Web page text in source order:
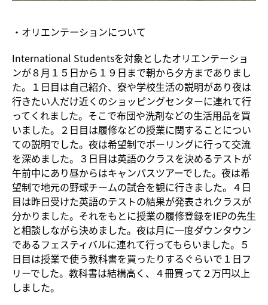
・オリエンテーションについて
International Studentsを対象としたオリエンテーショ
ンが８月１５日から１９日まで朝から夕方までありまし
た。１日目は自己紹介、寮や学校生活の説明があり夜は
行きたい人だけ近くのショッピングセンターに連れて行
ってくれました。そこで布団や洗剤などの生活用品を買
いました。２日目は履修などの授業に関することについ
ての説明でした。夜は希望制でボーリングに行って交流
を深めました。３日目は英語のクラスを決めるテストが
午前中にあり昼からはキャンパスツアーでした。夜は希
望制で地元の野球チームの試合を観に行きました。４日
目は昨日受けた英語のテストの結果が発表されクラスが
分かりました。それをもとに授業の履修登録をIEPの先生
と相談しながら決めました。夜は月に一度ダウンタウン
であるフェスティバルに連れて行ってもらいました。５
日目は授業で使う教科書を買ったりするぐらいで１日フ
リーでした。教科書は結構高く、４冊買って２万円以上
しました。